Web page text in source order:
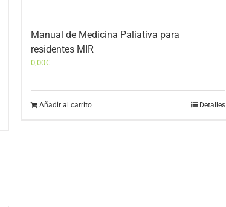
Manual de Medicina Paliativa para
residentes MIR
0,00€
Añadir al carrito Detalles